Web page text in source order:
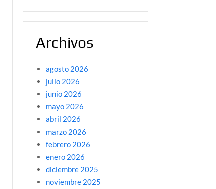
Archivos
agosto 2026
julio 2026
junio 2026
mayo 2026
abril 2026
marzo 2026
febrero 2026
enero 2026
diciembre 2025
noviembre 2025